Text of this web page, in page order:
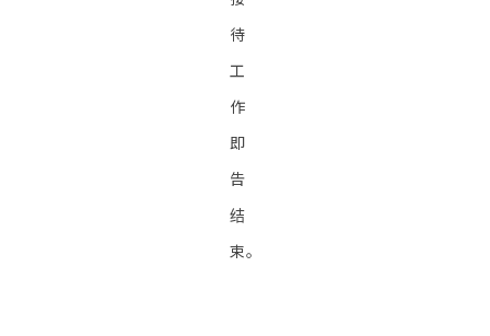
待
工
作
即
告
结
束。